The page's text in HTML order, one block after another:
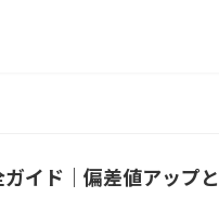
イド｜偏差値アップ